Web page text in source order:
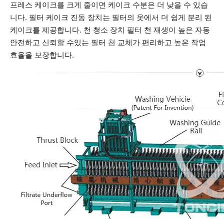
프레스 케이크를 크게 줄이면 케이크 수분은 더 낮을 수 있습
니다. 필터 케이크 진동 장치는 필터의 옷에서 더 쉽게 분리 된
케이크를 제공합니다. 천 청소 장치 필터 천 재생이 높은 자동
안전하고 신뢰할 수있는 필터 천 교체가 편리하고 높은 작업
효율을 보장합니다.